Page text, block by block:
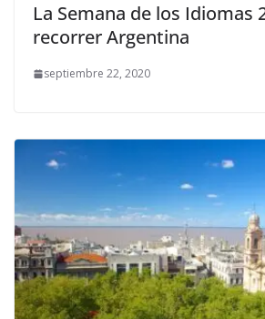
La Semana de los Idiomas
recorrer Argentina
septiembre 22, 2020